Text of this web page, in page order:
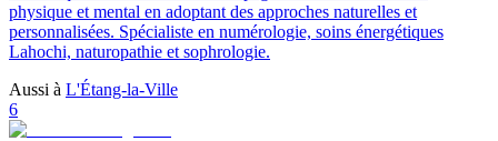
physique et mental en adoptant des approches naturelles et
personnalisées. Spécialiste en numérologie, soins énergétiques
Lahochi, naturopathie et sophrologie.
Aussi à L'Étang-la-Ville
6